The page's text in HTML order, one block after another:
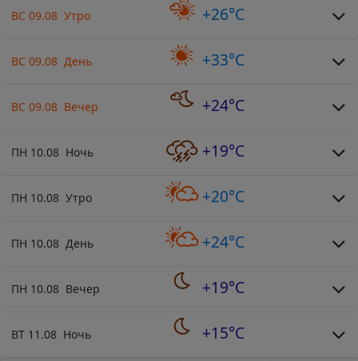
ВС 09.08 Утро +26°C
ВС 09.08 День +33°C
ВС 09.08 Вечер +24°C
ПН 10.08 Ночь +19°C
ПН 10.08 Утро +20°C
ПН 10.08 День +24°C
ПН 10.08 Вечер +19°C
ВТ 11.08 Ночь +15°C